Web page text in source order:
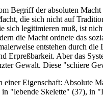
Begriff der absoluten
die sich nicht auf
sich legitimieren muß, ist
die Macht ordnete das
entstehen durch
Erpreßbarkeit. Aber das
Gewalt. Diese "schiere
Eigenschaft: Absolute
"lebende Skelette" (37), in